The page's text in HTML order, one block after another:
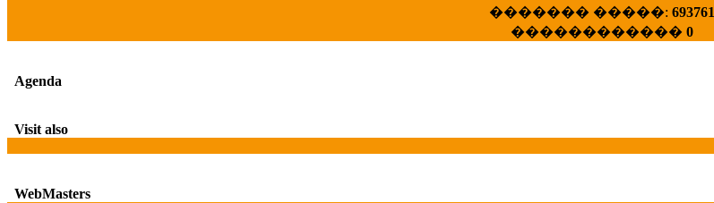
X�����
����� HotStat
...
������� �����: 693761
������������ 0
Agenda
Visit also
WebMasters